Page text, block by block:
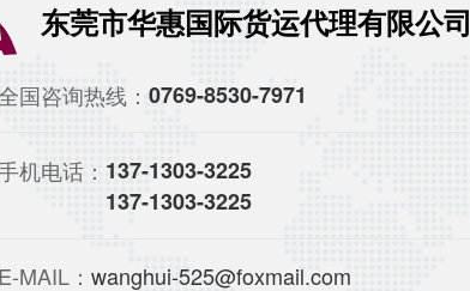
东莞市华惠国际货运代理有限公司
国咨询热线： 0769-8530-7971
机电话： 137-1303-3225
137-1303-3225
E-MAIL： wanghui-525@foxmail.com